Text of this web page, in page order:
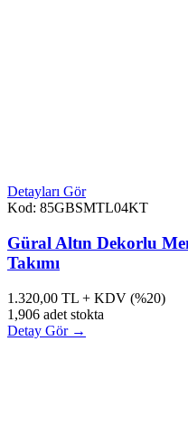
Detayları Gör
Kod: 85GBSMTL04KT
Güral Altın Dekorlu
Takımı
1.320,00 TL + KDV (%20)
1,906 adet stokta
Detay Gör →